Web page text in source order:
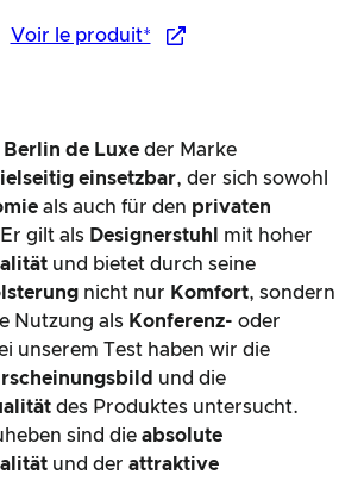
Voir le produit*
de Luxe der Marke
einsetzbar, der sich sowohl
als auch für den privaten
gilt als Designerstuhl
mit hoher
und bietet durch seine
nicht nur Komfort, sondern
Nutzung als Konferenz- oder
unserem Test haben wir die
und die
des Produktes untersucht.
sind die absolute
und der attraktive